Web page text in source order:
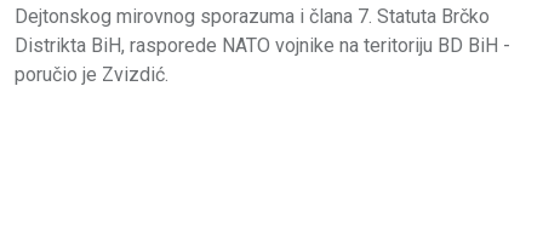
Dejtonskog mirovnog sporazuma i člana 7. Statuta Brčko
Distrikta BiH, rasporede NATO vojnike na teritoriju BD BiH -
poručio je Zvizdić.